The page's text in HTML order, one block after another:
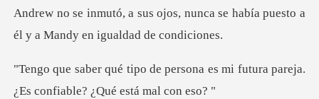
nunca se había puesto a
él y a
sona es mi futura pareja.
¿Es co